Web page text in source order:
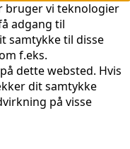
bruger vi teknologier
adgang til
samtykke til disse
f.eks.
dette websted. Hvis
dit samtykke
på visse